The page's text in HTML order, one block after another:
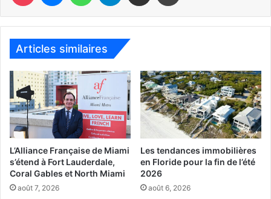
Jan Mapou était bien là, le fondateur de la Fête du livre : lui même
auteur !
Articles similaires
L’Alliance Française de Miami
s’étend à Fort Lauderdale,
Coral Gables et North Miami
août 7, 2026
Les tendances immobilières
en Floride pour la fin de l’été
2026
août 6, 2026